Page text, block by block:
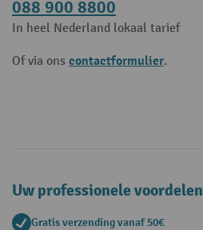
088 900 8800
In heel Nederland lokaal tarief
Of via ons contactformulier.
Uw professionele voordelen
Gratis verzending vanaf 50€